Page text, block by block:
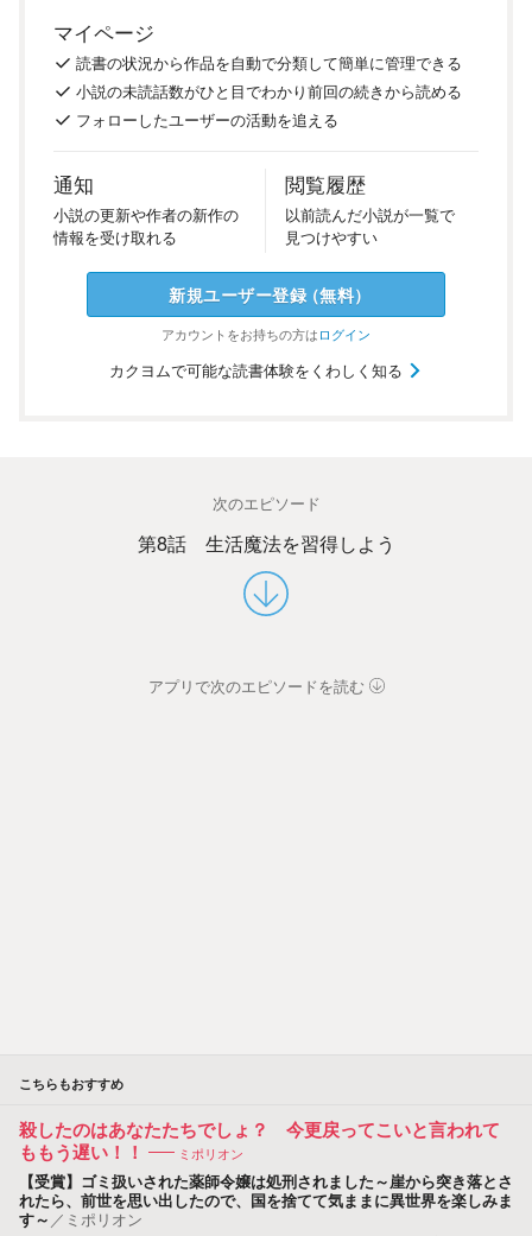
マイページ
読書の状況から作品を自動で分類して簡単に管理できる
小説の未読話数がひと目でわかり前回の続きから読める
フォローしたユーザーの活動を追える
通知
小説の更新や作者の新作の
情報を受け取れる
閲覧履歴
以前読んだ小説が一覧で
見つけやすい
新規ユーザー登録（無料）
アカウントをお持ちの方はログイン
カクヨムで可能な読書体験をくわしく知る
次のエピソード
第8話 生活魔法を習得しよう
アプリで次のエピソードを読む
こちらもおすすめ
殺したのはあなたたちでしょ？ 今更戻ってこいと言われて
ももう遅い！！
ミポリオン
【受賞】ゴミ扱いされた薬師令嬢は処刑されました～崖から突き落とさ
れたら、前世を思い出したので、国を捨てて気ままに異世界を楽しみま
す～ ／ ミポリオン